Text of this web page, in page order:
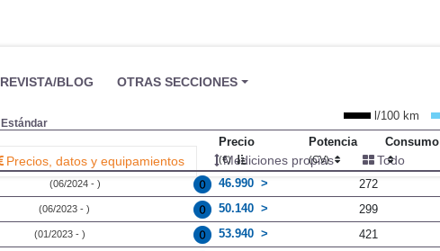
REVISTA/BLOG OTRAS SECCIONES
Estándar
Precios, datos y equipamientos Mediciones propias Todo
l/100 km
Precio
(€)
Potencia
(CV)
Consumo
(06/2024 - ) 46.990 272
(06/2023 - ) 50.140 299
(01/2023 - ) 53.940 421